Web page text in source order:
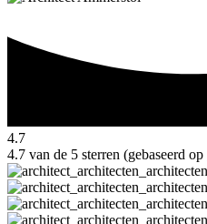
4.7
4.7 van de 5 sterren (gebaseerd op